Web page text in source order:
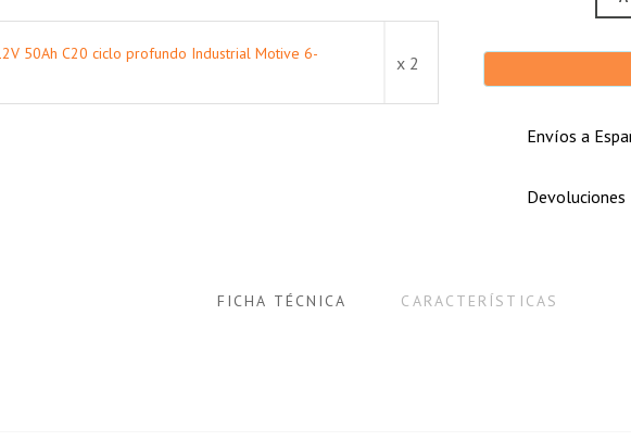
50Ah C20 ciclo profundo Industrial Motive 6-
x 2
Envíos a
Devoluciones
FICHA TÉCNICA CARACTERÍSTICAS
eléctricos.